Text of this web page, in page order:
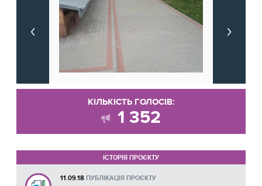
КІЛЬКІСТЬ ГОЛОСІВ:
1 352
ІСТОРІЯ ПРОЄКТУ
11.09.18 ПУБЛІКАЦІЯ ПРОЄКТУ